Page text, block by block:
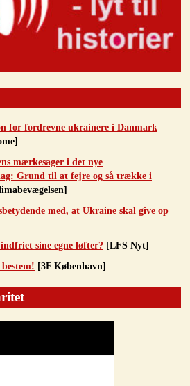
for fordrevne ukrainere i Danmark
mærkesager i det nye
Grund til at fejre og så trække i
med, at Ukraine skal give op
sine egne løfter? [LFS Nyt]
[3F København]